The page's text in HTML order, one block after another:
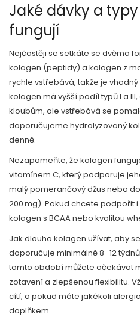
Jaké dávky a
fungují
Nejčastěji se setkáte se dvěma
kolagen (peptidy) a kolagen z
rychle vstřebává, takže je
kolagen má vyšší podíl typů I a
kloubům, ale vstřebává se
doporučujeme hydrolyzovaný
denně.
Nezapomeňte, že kolagen
vitamínem C, který podporuje
malý pomerančový džus nebo
200 mg). Pokud chcete podpořit
kolagen s BCAA nebo kvalitou
Jak dlouho kolagen užívat, aby
doporučuje minimálně 8–12
tomto období můžete očekávat
zotavení a zlepšenou flexibilitu.
cítí, a pokud máte jakékoli
doplňkem.